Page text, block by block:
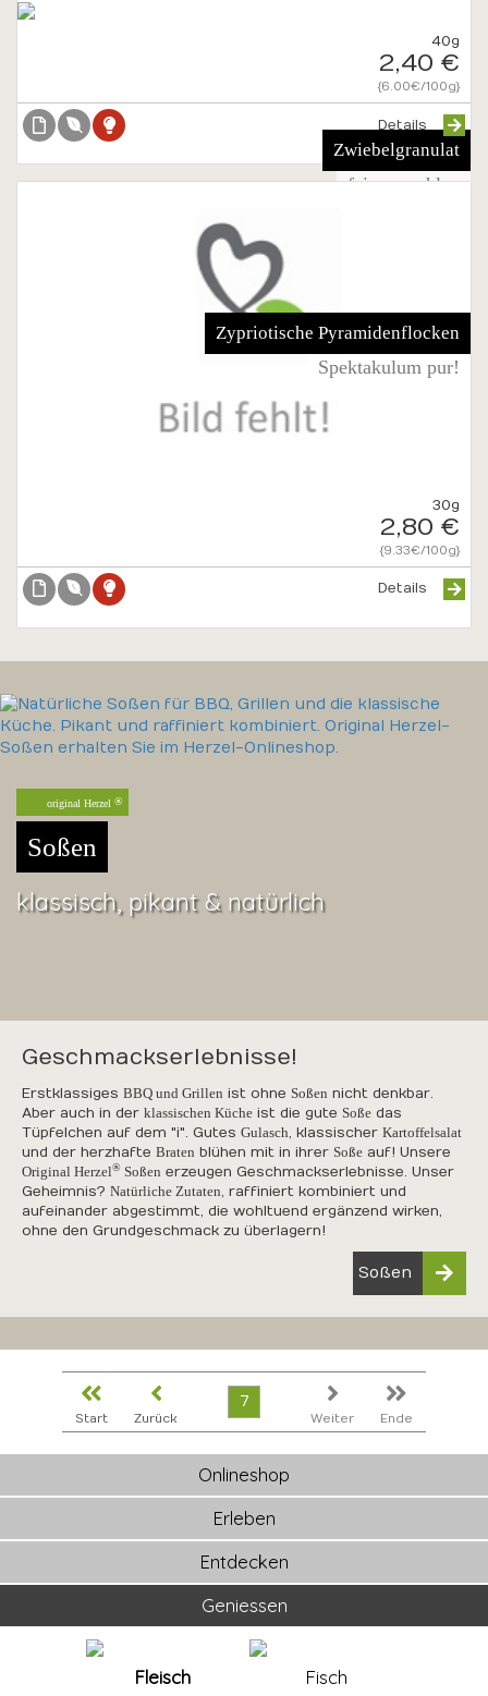
Zwiebelgranulat
fein gemahlen
40g
2,40 €
{6.00€/100g}
Details
Zypriotische Pyramidenflocken
Spektakulum pur!
30g
2,80 €
{9.33€/100g}
Details
original Herzel
Soßen
klassisch, pikant & natürlich
Geschmackserlebnisse!
Erstklassiges BBQ und Grillen ist ohne Soßen nicht denkbar.
Aber auch in der klassischen Küche ist die gute Soße das
Tüpfelchen auf dem "i". Gutes Gulasch, klassischer Kartoffelsalat
und der herzhafte Braten blühen mit in ihrer Soße auf! Unsere
Original Herzel® Soßen erzeugen Geschmackserlebnisse. Unser
Geheimnis? Natürliche Zutaten, raffiniert kombiniert und
aufeinander abgestimmt, die wohltuend ergänzend wirken,
ohne den Grundgeschmack zu überlagern!
Soßen
Start Zurück
7
Weiter Ende
Onlineshop
Erleben
Entdecken
Geniessen
Fleisch Fisch